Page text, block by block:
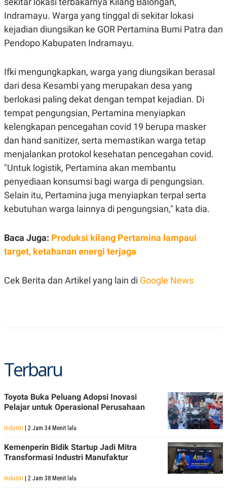
S
T
D
A
T
A
G
E
S
O
T
A
N
T
V
I
S
U
S
JARINGAN
K
O
T
A
N
A
E
P
R
S
S
R
E
S
I
D
N
C
A
K
M
I
N
P
E
R
D
R
T
I
Indramayu. Warga yang tinggal di sekitar lokasi
kejadian diungsikan ke GOR Pertamina Bumi Patra dan
Pendopo Kabupaten Indramayu.
Ifki mengungkapkan, warga yang diungsikan berasal
dari desa Kesambi yang merupakan desa yang
berlokasi paling dekat dengan tempat kejadian. Di
tempat pengungsian, Pertamina menyiapkan
kelengkapan pencegahan covid 19 berupa masker
dan hand sanitizer, serta memastikan warga tetap
menjalankan protokol kesehatan pencegahan covid.
"Untuk logistik, Pertamina akan membantu
penyediaan konsumsi bagi warga di pengungsian.
Selain itu, Pertamina juga menyiapkan terpal serta
kebutuhan warga lainnya di pengungsian," kata dia.
Baca Juga: Produksi kilang Pertamina lampaui
target, ketahanan energi terjaga
Cek Berita dan Artikel yang lain di Google News
Terbaru
Toyota Buka Peluang Adopsi Inovasi
Pelajar untuk Operasional Perusahaan
Industri | 2 Jam 34 Menit lalu
Kemenperin Bidik Startup Jadi Mitra
Transformasi Industri Manufaktur
Industri | 2 Jam 38 Menit lalu